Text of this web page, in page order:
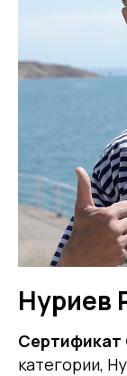
Нуриев
категории,